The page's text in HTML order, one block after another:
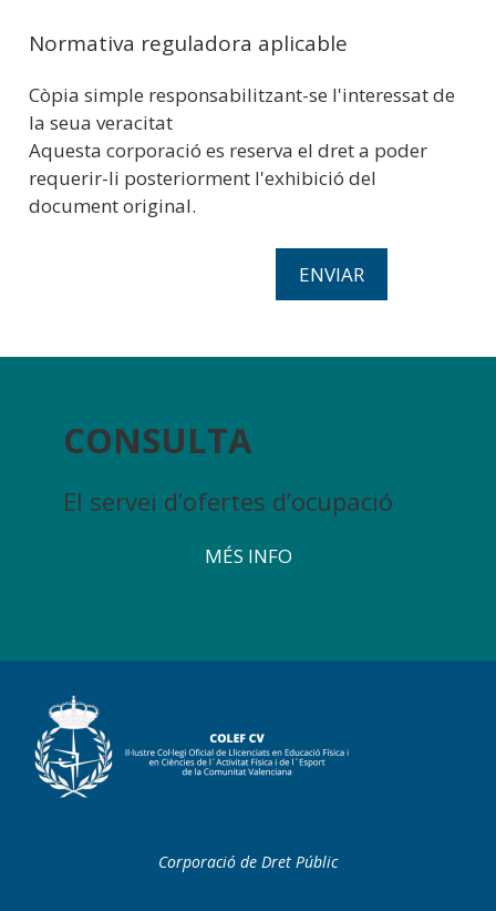
Normativa reguladora aplicable
Còpia simple responsabilitzant-se l'interessat de
la seua veracitat
Aquesta corporació es reserva el dret a poder
requerir-li posteriorment l'exhibició del
document original.
CONSULTA
El servei d’ofertes d’ocupació
MÉS INFO
Corporació de Dret Públic